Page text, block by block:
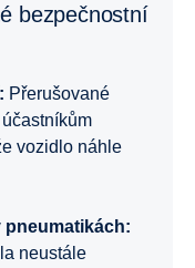
Přerušované
vozidlo náhle
neustále